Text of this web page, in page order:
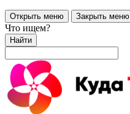
Открыть меню Закрыть меню
Что ищем?
Найти